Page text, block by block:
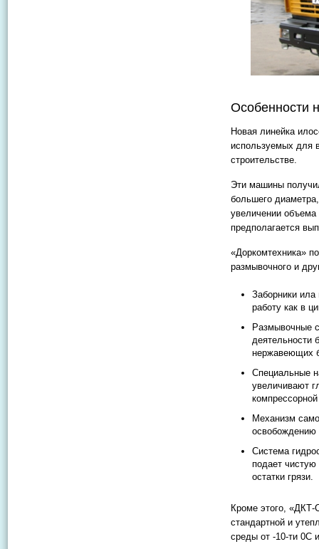
Особенности
Новая линейка
используемых для
строительстве.
Эти машины
большего
увеличении объема
предполагается
«Доркомтехника»
размывочного и
Заборники ила
работу как в
Размывочные
деятельности
нержавеющих
Специальные
увеличивают
Механизм
освобождению
Система
подает чистую
остатки грязи.
Кроме этого, «ДКТ-
стандартной и
среды от -10-ти 0C